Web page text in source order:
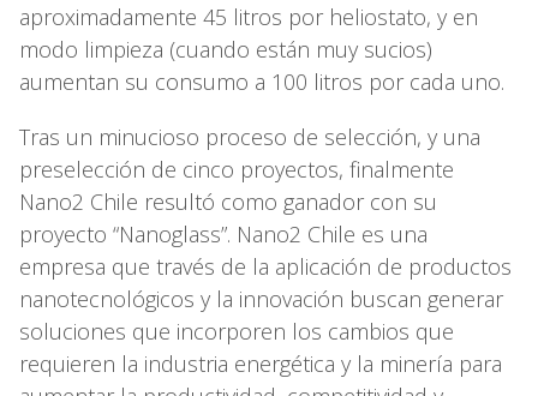
aproximadamente 45 litros por heliostato, y en
modo limpieza (cuando están muy sucios)
aumentan su consumo a 100 litros por cada uno.
Tras un minucioso proceso de selección, y una
preselección de cinco proyectos, finalmente
Nano2 Chile resultó como ganador con su
proyecto “Nanoglass”. Nano2 Chile es una
empresa que través de la aplicación de productos
nanotecnológicos y la innovación buscan generar
soluciones que incorporen los cambios que
requieren la industria energética y la minería para